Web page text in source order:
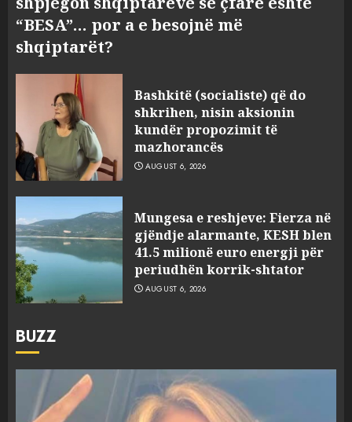
“BESA”… por a e besojnë më
shqiptarët?
Bashkitë (socialiste) që do
shkrihen, nisin aksionin
kundër propozimit të
mazhorancës
AUGUST 6, 2026
Mungesa e reshjeve: Fierza në
gjëndje alarmante, KESH blen
41.5 milionë euro energji për
periudhën korrik-shtator
AUGUST 6, 2026
BUZZ